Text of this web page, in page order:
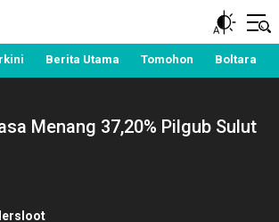
Sulawesi Utara, Kawanua, Politik,
Kriminal dan Nasional
Berita Utama Tomohon Boltara
Menang 37,20% Pilgub Sulut